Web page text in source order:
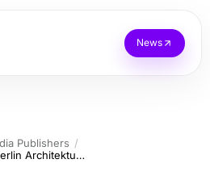
News
Publishers
Erfolgreiche Vermietung: Berlin Architekturbüro und die Vermarktung von Ferienimmobilien